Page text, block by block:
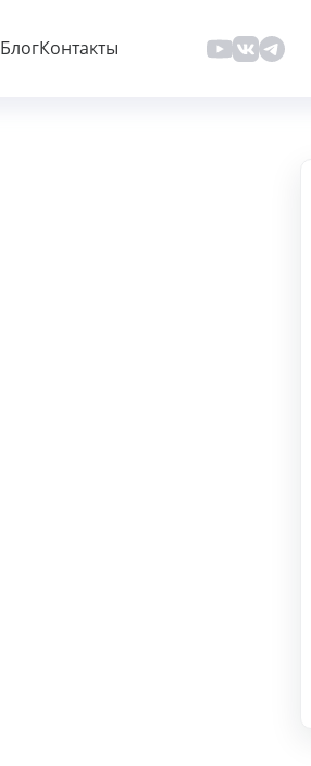
БлогКонтакты